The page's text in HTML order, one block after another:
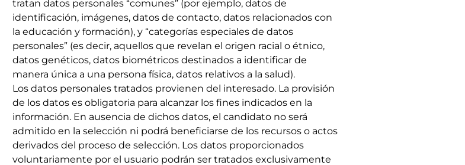
tratan datos personales “comunes” (por ejemplo, datos de
identificación, imágenes, datos de contacto, datos relacionados con
la educación y formación), y “categorías especiales de datos
personales” (es decir, aquellos que revelan el origen racial o étnico,
datos genéticos, datos biométricos destinados a identificar de
manera única a una persona física, datos relativos a la salud).
Los datos personales tratados provienen del interesado. La provisión
de los datos es obligatoria para alcanzar los fines indicados en la
información. En ausencia de dichos datos, el candidato no será
admitido en la selección ni podrá beneficiarse de los recursos o actos
derivados del proceso de selección. Los datos proporcionados
voluntariamente por el usuario podrán ser tratados exclusivamente